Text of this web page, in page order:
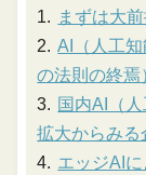
まずは大
AI（人工
の法則の終焉
国内AI（
拡大からみる
エッジAI